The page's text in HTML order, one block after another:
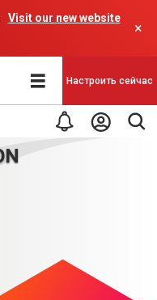
Visit our new website
×
Настроить сейчас